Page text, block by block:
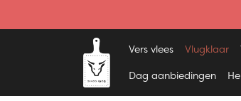
Vers vlees Vlugklaar
Dag aanbiedingen